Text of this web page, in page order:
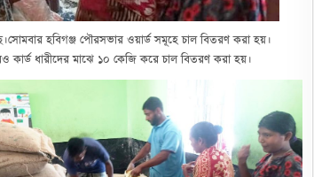
হবিগঞ্জ পৌরসভার ওয়ার্ড সমূহে চাল বিতরণ করা হয়।
কার্ড ধারীদের মাঝে ১০ কেজি করে চাল বিতরণ করা হয়।